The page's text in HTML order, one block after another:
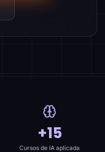
+15
Cursos de IA aplicada